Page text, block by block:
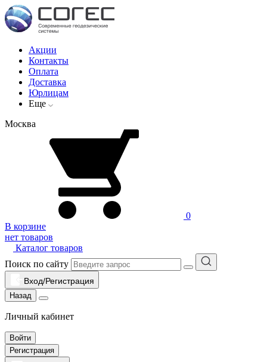
Акции
Контакты
Оплата
Доставка
Юрлицам
Еще
Москва
0
В корзине
нет товаров
Каталог товаров
Поиск по сайту
Вход/Регистрация
Назад
Личный кабинет
Войти
Регистрация